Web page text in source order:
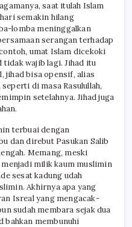
saat itulah Islam
semakin hilang
lomba meninggalkan
serangan terhadap
umat Islam dicekoki
tidak wajib lagi. Jihad itu
jihad bisa opensif, alias
di masa Rasulullah,
setelahnya. Jihad juga
terbuai dengan
dan direbut Pasukan Salib
Memang, meski
milik kaum muslimin
sesat kadung udah
Akhirnya apa yang
Isreal yang mengacak-
sudah membara sejak dua
bahkan membunuhi